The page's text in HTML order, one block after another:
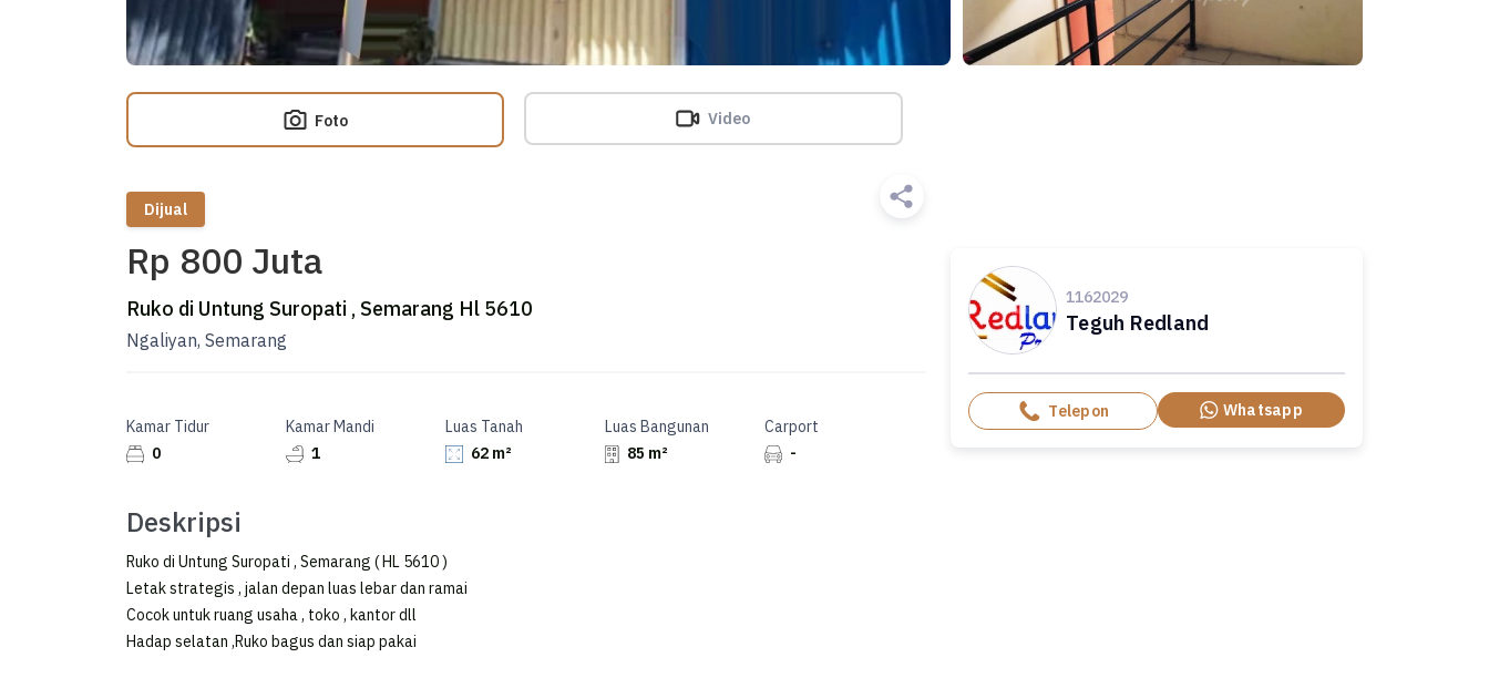
Foto Video
Dijual
Rp 800 Juta
Ruko di Untung Suropati , Semarang Hl 5610
Ngaliyan, Semarang
Kamar Tidur
0
Kamar Mandi
1
Luas Tanah
62 m²
Luas Bangunan
85 m²
Carport
-
Deskripsi
Ruko di Untung Suropati , Semarang ( HL 5610 )
Letak strategis , jalan depan luas lebar dan ramai
Cocok untuk ruang usaha , toko , kantor dll
Hadap selatan ,Ruko bagus dan siap pakai
1162029
Teguh Redland
Telepon Whatsapp